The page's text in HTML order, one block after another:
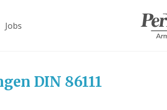
Jobs
DIN 86111